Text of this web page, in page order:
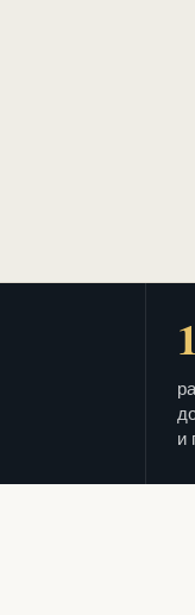
и